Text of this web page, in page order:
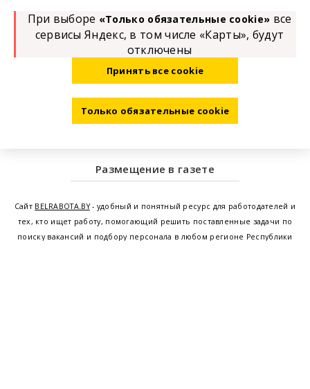
Размещение в газете
Сайт BELRABOTA.BY- удобный и понятный ресурс для работодателей и
тех, кто ищет работу, помогающий решить поставленные задачи по
поиску вакансий и подбору персонала в любом регионе Республики
При выборе «Только обязательные cookie» все
сервисы Яндекс, в том числе «Карты», будут
отключены
Принять все cookie
Только обязательные cookie